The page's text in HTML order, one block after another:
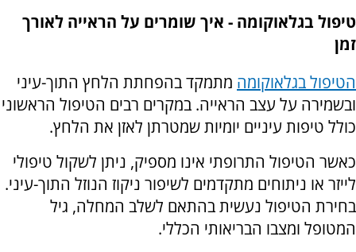
טיפול בגלאוקומה - איך שומרים על הראייה לאורך
זמן
הטיפול בגלאוקומה מתמקד בהפחתת הלחץ התוך-עיני
ובשמירה על עצב הראייה. במקרים רבים הטיפול הראשוני
כולל טיפות עיניים יומיות שמטרתן לאזן את הלחץ.
כאשר הטיפול התרופתי אינו מספיק, ניתן לשקול טיפולי
לייזר או ניתוחים מתקדמים לשיפור ניקוז הנוזל התוך-עיני.
בחירת הטיפול נעשית בהתאם לשלב המחלה, גיל
המטופל ומצבו הבריאותי הכללי.